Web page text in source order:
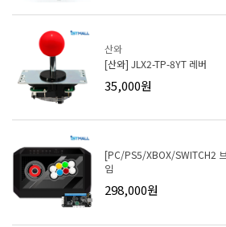
산와
[산와] JLX2-TP-8YT 레버
35,000원
[PC/PS5/XBOX/SWITCH2
임
298,000원